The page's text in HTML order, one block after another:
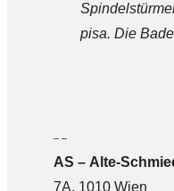
pisa. Die
– –
AS – Alte-
7A, 1010 Wien